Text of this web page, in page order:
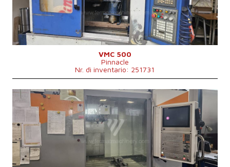
Spostamento asse X
510 mm
Spostamento asse Y
305 mm
Spostamento asse Z
305 mm
Giri del mandrino
0 - 2400 /min.
Numero di supporti trasversali
3
No
BT 40 .
Dimensioni lungh. x largh. x alt.
2300x1800x2250 mm
Peso della macchina
2000 kg
VMC 500
Pinnacle
Nr. di inventario: 251731
Anno di fabbricazione:
2002
Sistema di controllo
Sì
Sistema di controllo Heidenhain
TNC 620
Superficie di bloccaggio del banco1300 x 600 mm
Spostamento asse X
1000 mm
Spostamento asse Y
600 mm
Spostamento asse Z
650 mm
Giri del mandrino
0 - 8000 /min.